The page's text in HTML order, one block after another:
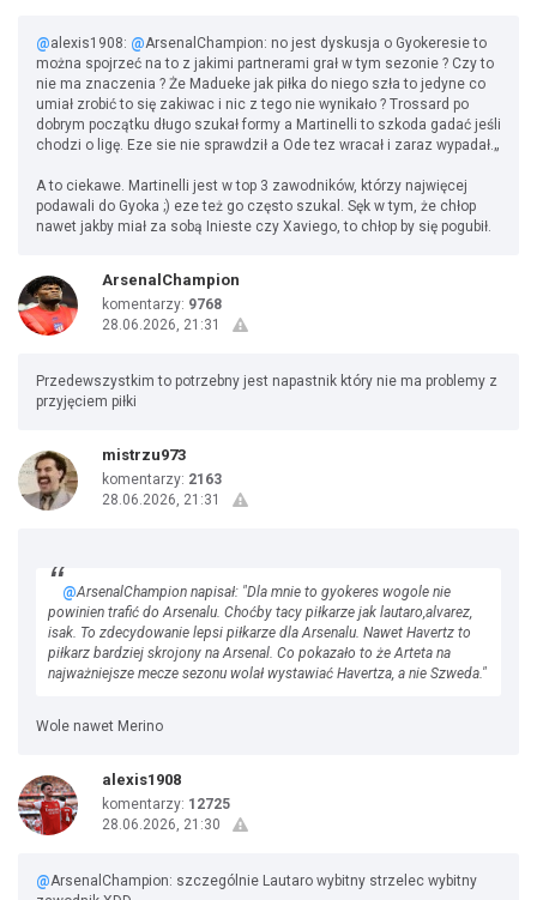
@alexis1908: @ArsenalChampion: no jest dyskusja o Gyokeresie to
można spojrzeć na to z jakimi partnerami grał w tym sezonie ? Czy to
nie ma znaczenia ? Że Madueke jak piłka do niego szła to jedyne co
umiał zrobić to się zakiwac i nic z tego nie wynikało ? Trossard po
dobrym początku długo szukał formy a Martinelli to szkoda gadać jeśli
chodzi o ligę. Eze sie nie sprawdził a Ode tez wracał i zaraz wypadał.„
A to ciekawe. Martinelli jest w top 3 zawodników, którzy najwięcej
podawali do Gyoka ;) eze też go często szukal. Sęk w tym, że chłop
nawet jakby miał za sobą Inieste czy Xaviego, to chłop by się pogubił.
ArsenalChampion
komentarzy: 9768
28.06.2026, 21:31
Przedewszystkim to potrzebny jest napastnik który nie ma problemy z
przyjęciem piłki
mistrzu973
komentarzy: 2163
28.06.2026, 21:31
@ArsenalChampion napisał: "Dla mnie to gyokeres wogole nie
powinien trafić do Arsenalu. Choćby tacy piłkarze jak lautaro,alvarez,
isak. To zdecydowanie lepsi piłkarze dla Arsenalu. Nawet Havertz to
piłkarz bardziej skrojony na Arsenal. Co pokazało to że Arteta na
najważniejsze mecze sezonu wolał wystawiać Havertza, a nie Szweda."
Wole nawet Merino
alexis1908
komentarzy: 12725
28.06.2026, 21:30
@ArsenalChampion: szczególnie Lautaro wybitny strzelec wybitny